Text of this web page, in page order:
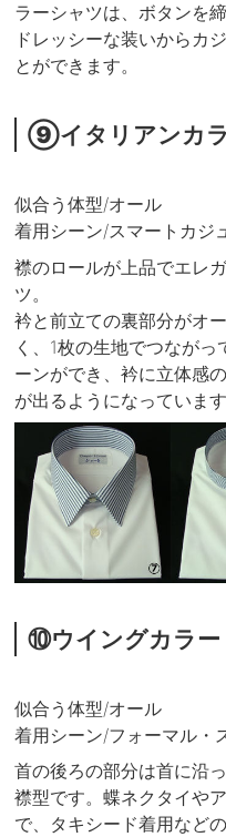
ラーシャツは、ボタンを
ドレッシーな装いからカ
とができます。
⑨イタリアンカ
似合う体型/オール
着用シーン/スマートカジ
襟のロールが上品でエレ
ツ。
衿と前立ての裏部分がオ
く、1枚の生地でつなが
ーンができ、衿に立体感
が出るようになっています
⑩ウイングカラー
似合う体型/オール
着用シーン/フォーマル・
首の後ろの部分は首に沿
襟型です。蝶ネクタイや
で、タキシード着用など